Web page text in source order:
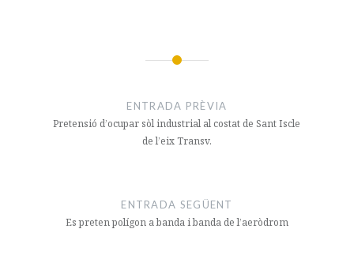
ENTRADA PRÈVIA
Pretensió d’ocupar sòl industrial al costat de Sant Iscle
de l’eix Transv.
ENTRADA SEGÜENT
Es preten polígon a banda i banda de l’aeròdrom